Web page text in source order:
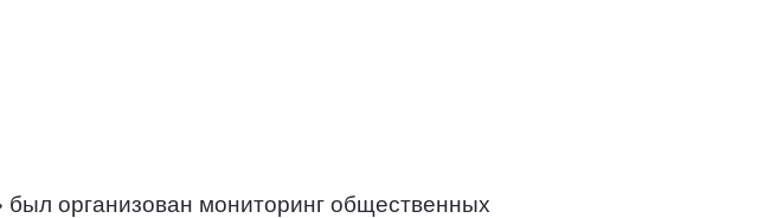
организован мониторинг общественных